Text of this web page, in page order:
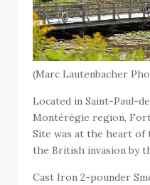
(Marc Lautenbacher
Located in Saint-Paul-
Montérégie region,
Site was at the heart of
the British invasion by
Cast Iron 2-pounder